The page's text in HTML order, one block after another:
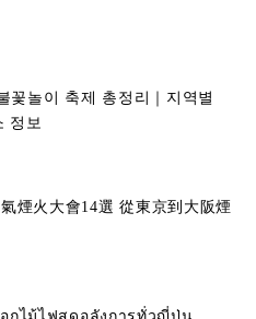
꽃놀이 축제 총정리｜지역별
정보
會14選 從東京到大阪煙